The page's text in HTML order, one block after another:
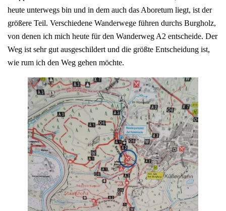
heute unterwegs bin und in dem auch das Aboretum liegt, ist der
größere Teil. Verschiedene Wanderwege führen durchs Burgholz,
von denen ich mich heute für den Wanderweg A2 entscheide. Der
Weg ist sehr gut ausgeschildert und die größte Entscheidung ist,
wie rum ich den Weg gehen möchte.